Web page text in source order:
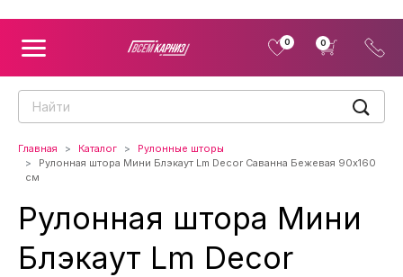
0 0
Главная Каталог
Рулонные шторы
Рулонная штора Мини Блэкаут Lm Decor Саванна Бежевая 90x160
см
Рулонная штора Мини
Блэкаут Lm Decor